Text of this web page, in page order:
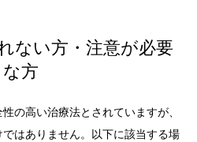
ない方・注意が必要
な方
の高い治療法とされていますが、
はありません。以下に該当する場